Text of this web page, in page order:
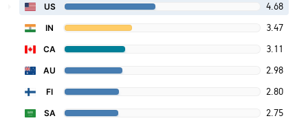
US 4.68
IN 3.47
CA 3.11
AU 2.98
FI 2.80
SA 2.75